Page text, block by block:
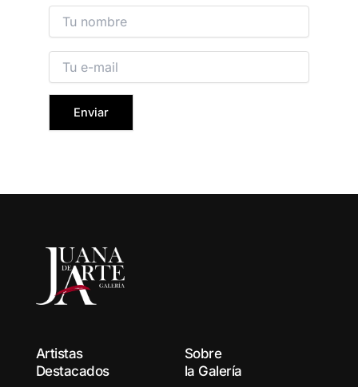
Please leave this field empty.
Artistas
Destacados
Sobre
la Galería